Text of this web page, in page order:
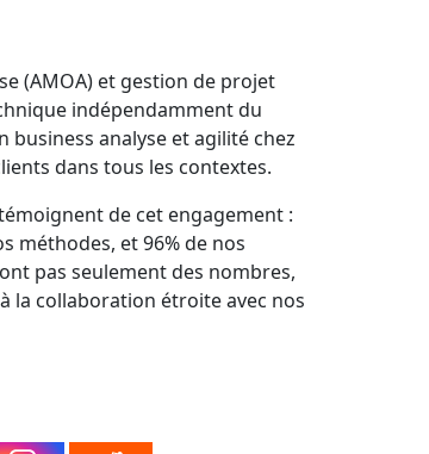
(AMOA) et gestion de projet
indépendamment du
analyse et agilité chez
dans tous les contextes.
de cet engagement :
méthodes, et 96% de nos
pas seulement des nombres,
la collaboration étroite avec nos